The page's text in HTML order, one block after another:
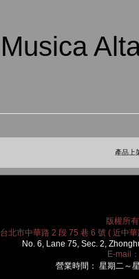
Musica
產品上
版權所
台北市中華路 2 段 75 巷 6 號 ( 近中
No. 6, Lane 75, Sec. 2,
E-mail：
營業時間： 星期二～